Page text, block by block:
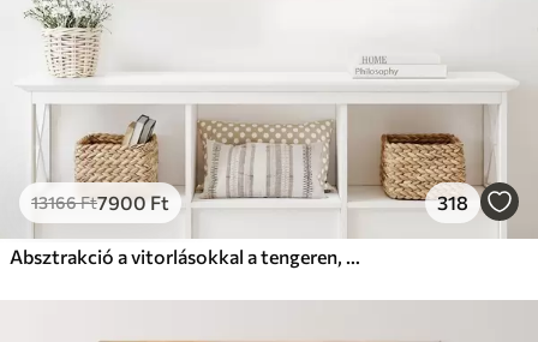
13166Ft7900 Ft 318
Absztrakció a vitorlásokkal a tengeren, akril stílusban, naplemente